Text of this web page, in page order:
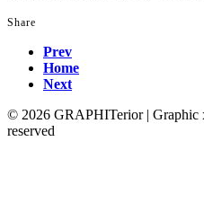
Share
Prev
Home
Next
© 2026 GRAPHITerior |
reserved